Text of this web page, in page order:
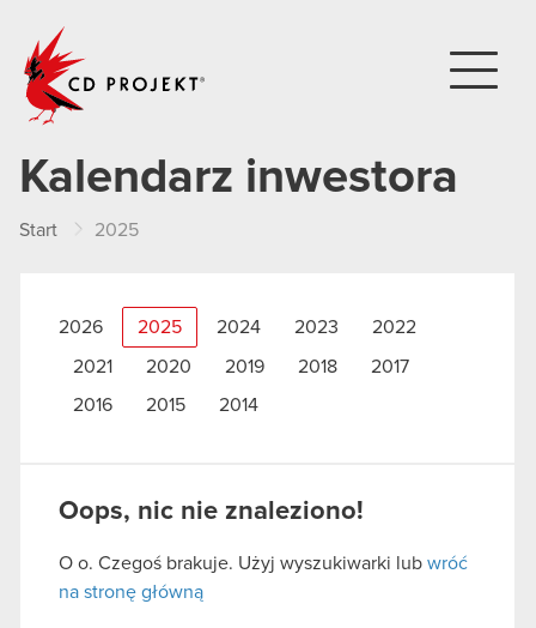
Kalendarz inwestora
Start 2025
2026 2025 2024 2023 2022
2021 2020 2019 2018
2017
2016
2015 2014
Oops, nic nie znaleziono!
O o. Czegoś brakuje. Użyj wyszukiwarki lub wróć
na stronę główną